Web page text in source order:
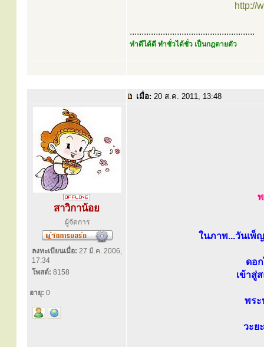
http://
.....................................................
ทำดีได้ดี ทำชั่วได้ชั่ว เป็นกฎตายตัว
เมื่อ: 20 ส.ค. 2011, 13:48
สาวิกาน้อย
ผู้จัดการ
ลงทะเบียนเมื่อ: 27 มี.ค. 2006,
17:34
โพสต์: 8158
อายุ: 0
ในภาพ...วันเพ็
ดอ
เข้าสู่
พระ
วะย